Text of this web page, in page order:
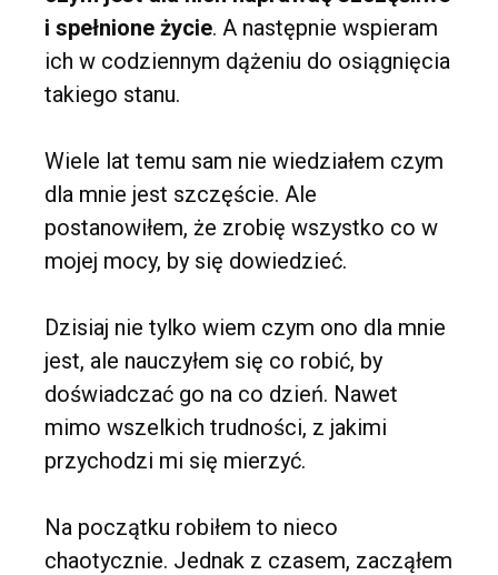
i spełnione życie. A następnie wspieram
ich w codziennym dążeniu do osiągnięcia
takiego stanu.
Wiele lat temu sam nie wiedziałem czym
dla mnie jest szczęście. Ale
postanowiłem, że zrobię wszystko co w
mojej mocy, by się dowiedzieć.
Dzisiaj nie tylko wiem czym ono dla mnie
jest, ale nauczyłem się co robić, by
doświadczać go na co dzień. Nawet
mimo wszelkich trudności, z jakimi
przychodzi mi się mierzyć.
Na początku robiłem to nieco
chaotycznie. Jednak z czasem, zacząłem